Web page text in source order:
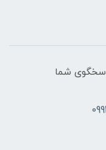
پاسخگوی شما